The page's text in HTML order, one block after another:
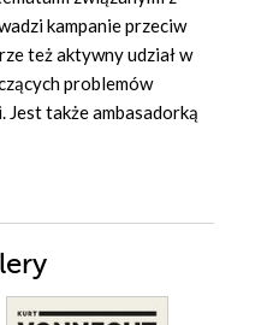
kampanie przeciw
też aktywny udział w
problemów
także ambasadorką